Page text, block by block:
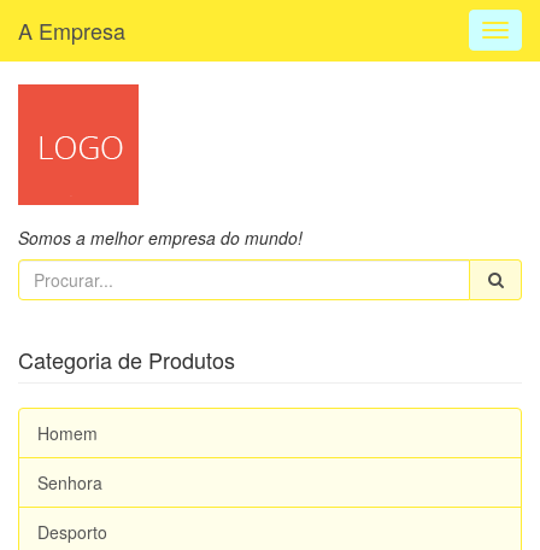
A Empresa
Somos a melhor empresa do mundo!
Categoria de Produtos
Homem
Senhora
Desporto